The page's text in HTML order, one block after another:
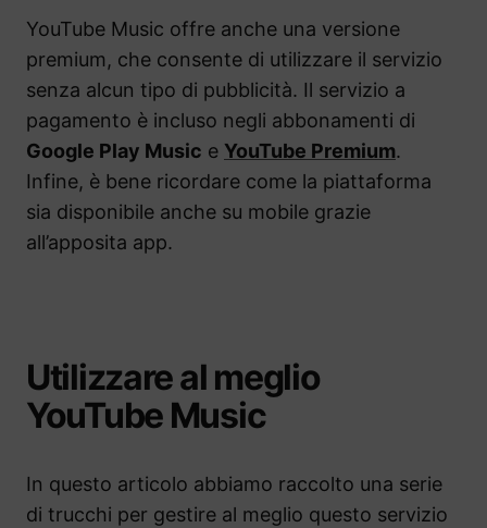
YouTube Music offre anche una versione
premium, che consente di utilizzare il servizio
senza alcun tipo di pubblicità. Il servizio a
pagamento è incluso negli abbonamenti di
Google Play Music e YouTube Premium.
Infine, è bene ricordare come la piattaforma
sia disponibile anche su mobile grazie
all’apposita app.
Utilizzare al meglio
YouTube Music
In questo articolo abbiamo raccolto una serie
di trucchi per gestire al meglio questo servizio